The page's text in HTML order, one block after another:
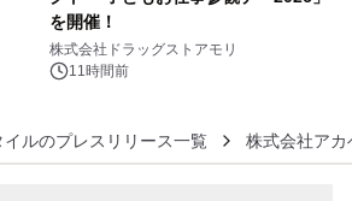
を開催！
株式会社ドラッグストアモリ
11時間前
イルのプレスリリース一覧 株式会社アカ